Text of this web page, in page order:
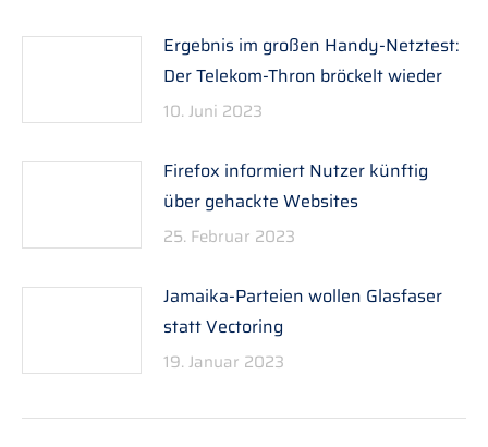
Ergebnis im großen Handy-Netztest:
Der Telekom-Thron bröckelt wieder
10. Juni 2023
Firefox informiert Nutzer künftig
über gehackte Websites
25. Februar 2023
Jamaika-Parteien wollen Glasfaser
statt Vectoring
19. Januar 2023